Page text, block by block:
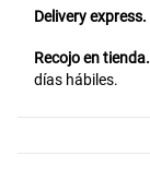
Delivery express.
Recojo en tienda.
días hábiles.